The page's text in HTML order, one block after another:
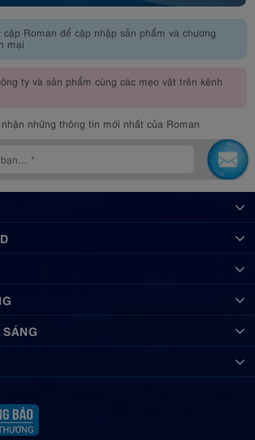
cập Roman để cập nhập sản phẩm và chương
mại
ty và sản phẩm cùng các mẹo vặt trên kênh
những thông tin mới nhất của Roman